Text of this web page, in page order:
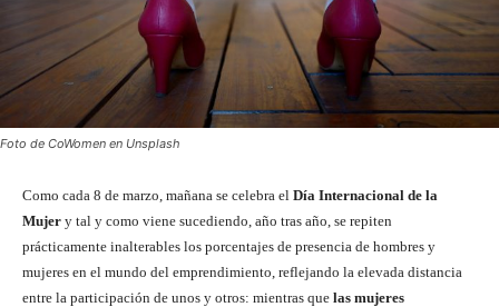
Foto de CoWomen en Unsplash
Como cada 8 de marzo, mañana se celebra el Día Internacional de la
Mujer y tal y como viene sucediendo, año tras año, se repiten
prácticamente inalterables los porcentajes de presencia de hombres y
mujeres en el mundo del emprendimiento, reflejando la elevada distancia
entre la participación de unos y otros: mientras que las mujeres